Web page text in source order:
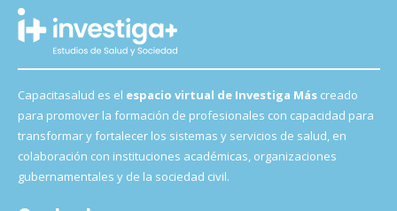
Capacitasalud es el espacio virtual de Investiga Máscreado
para promover la formación de profesionales con capacidad para
transformar y fortalecer los sistemas y servicios de salud, en
colaboración con instituciones académicas, organizaciones
gubernamentales y de la sociedad civil.